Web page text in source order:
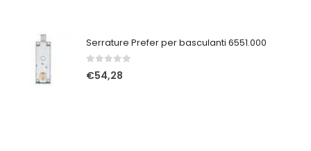
Serrature Prefer per basculanti 6551.000
Su 5
€54,28